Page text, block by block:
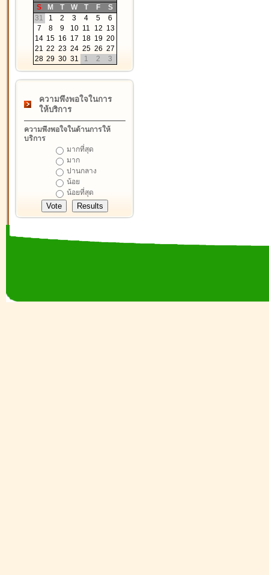
S
M T W T F
S
31
1 2 3 4 5
6
7
8 9 10 11 12 13
14 15 16 17 18 19 20
21 22 23 24 25 26 27
28 29 30 31 1 2 3
ความพึงพอใจในการ
ให้บริการ
ความพึงพอใจในด้านการให้
บริการ
มากที่สุด
มาก
ปานกลาง
น้อย
น้อยที่สุด